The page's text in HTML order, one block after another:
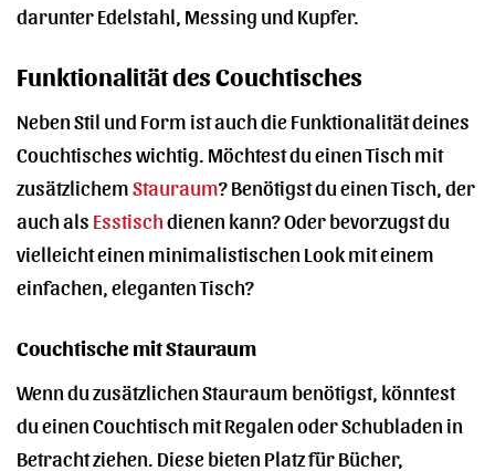
darunter Edelstahl, Messing und Kupfer.
Funktionalität des Couchtisches
Neben Stil und Form ist auch die Funktionalität deines
Couchtisches wichtig. Möchtest du einen Tisch mit
zusätzlichemStauraum? Benötigst du einen Tisch, der
auch als Esstischdienen kann? Oder bevorzugst du
vielleicht einen minimalistischen Look mit einem
einfachen, eleganten Tisch?
Couchtische mit Stauraum
Wenn du zusätzlichen Stauraum benötigst, könntest
du einen Couchtisch mit Regalen oder Schubladen in
Betracht ziehen. Diese bieten Platz für Bücher,